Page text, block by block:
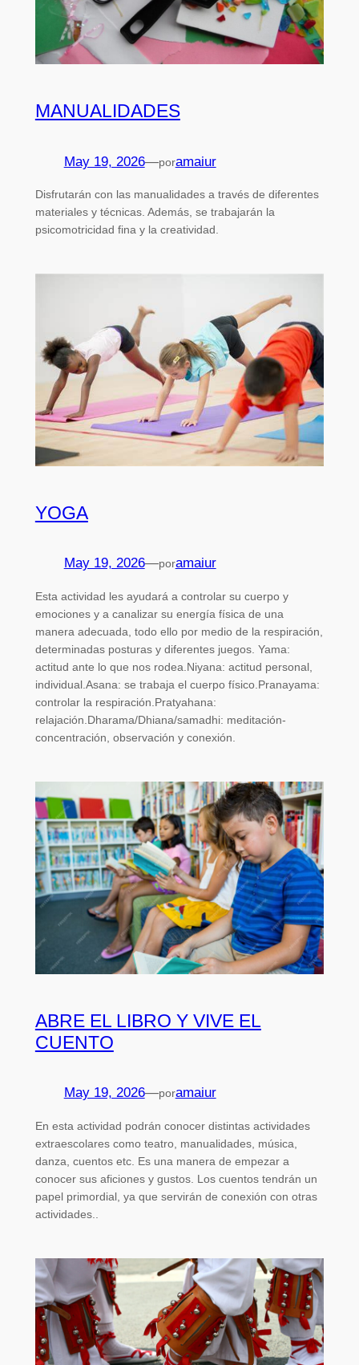
MANUALIDADES
May 19, 2026—poramaiur
Disfrutarán con las manualidades a través de diferentes
materiales y técnicas. Además, se trabajarán la
psicomotricidad fina y la creatividad.
YOGA
May 19, 2026—poramaiur
Esta actividad les ayudará a controlar su cuerpo y
emociones y a canalizar su energía física de una
manera adecuada, todo ello por medio de la respiración,
determinadas posturas y diferentes juegos. Yama:
actitud ante lo que nos rodea.Niyana: actitud personal,
individual.Asana: se trabaja el cuerpo físico.Pranayama:
controlar la respiración.Pratyahana:
relajación.Dharama/Dhiana/samadhi: meditación-
concentración, observación y conexión.
ABRE EL LIBRO Y VIVE EL
CUENTO
May 19, 2026—poramaiur
En esta actividad podrán conocer distintas actividades
extraescolares como teatro, manualidades, música,
danza, cuentos etc. Es una manera de empezar a
conocer sus aficiones y gustos. Los cuentos tendrán un
papel primordial, ya que servirán de conexión con otras
actividades..